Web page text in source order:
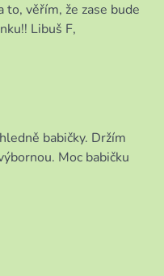
to, věřím, že zase bude
Libuš F,
babičky. Držím
Moc babičku